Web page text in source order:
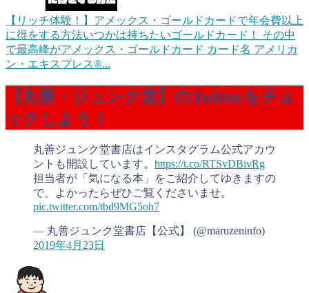
【リッチ体験！】アメックス・ゴールドカードで年会費以上
に得をする方法いつかは持ちたいゴールドカード！ その中
で最高峰がアメックス・ゴールドカード カード名 アメリカ
ン・エキスプレス®...
【丸善・ジュンク堂】のTwitterをチェ
ックしよう！
丸善ジュンク堂書店はインスタグラム公式アカウ
ントも開設しています。 https://t.co/RTSvDBivRg
担当者が「気になる本」をご紹介してゆきますの
で、よかったらぜひご覧くださいませ。
pic.twitter.com/tbd9MG5oh7
— 丸善ジュンク堂書店【公式】 (@maruzeninfo)
2019年4月23日